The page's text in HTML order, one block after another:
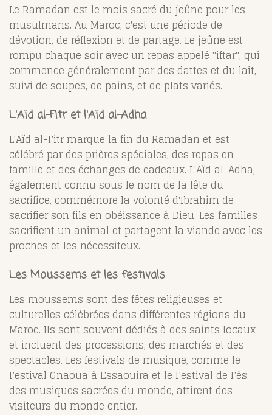
Le Ramadan est le mois sacré du jeûne pour les
musulmans. Au Maroc, c'est une période de
dévotion, de réflexion et de partage. Le jeûne est
rompu chaque soir avec un repas appelé "iftar", qui
commence généralement par des dattes et du lait,
suivi de soupes, de pains, et de plats variés.
L'Aïd al-Fitr et l'Aïd al-Adha
L'Aïd al-Fitr marque la fin du Ramadan et est
célébré par des prières spéciales, des repas en
famille et des échanges de cadeaux. L'Aïd al-Adha,
également connu sous le nom de la fête du
sacrifice, commémore la volonté d'Ibrahim de
sacrifier son fils en obéissance à Dieu. Les familles
sacrifient un animal et partagent la viande avec les
proches et les nécessiteux.
Les Moussems et les festivals
Les moussems sont des fêtes religieuses et
culturelles célébrées dans différentes régions du
Maroc. Ils sont souvent dédiés à des saints locaux
et incluent des processions, des marchés et des
spectacles. Les festivals de musique, comme le
Festival Gnaoua à Essaouira et le Festival de Fès
des musiques sacrées du monde, attirent des
visiteurs du monde entier.